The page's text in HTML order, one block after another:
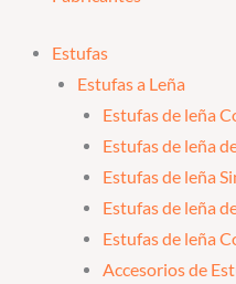
Estufas
Estufas a Leña
Estufas de leña
Estufas de leña
Estufas de leña
Estufas de leña
Estufas de leña
Accesorios de